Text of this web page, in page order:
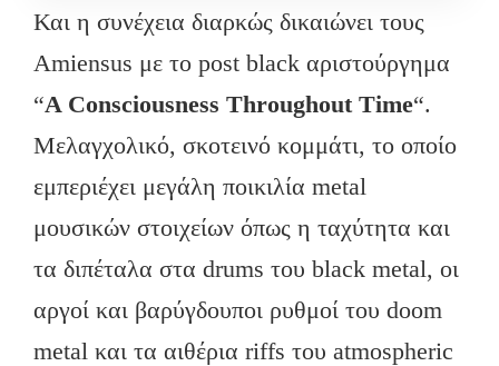
Και η συνέχεια διαρκώς δικαιώνει τους
Amiensus με το post black αριστούργημα
“A Consciousness Throughout Time“.
Μελαγχολικό, σκοτεινό κομμάτι, το οποίο
εμπεριέχει μεγάλη ποικιλία metal
μουσικών στοιχείων όπως η ταχύτητα και
τα διπέταλα στα drums του black metal, οι
αργοί και βαρύγδουποι ρυθμοί του doom
metal και τα αιθέρια riffs του atmospheric